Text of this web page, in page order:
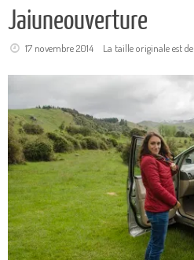
Jaiuneouverture
17 novembre 2014 La taille originale est de